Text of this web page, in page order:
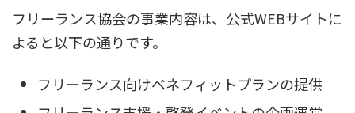
フリーランス協会の事業内容は、公式WEBサイトに
よると以下の通りです。
フリーランス向けベネフィットプランの提供